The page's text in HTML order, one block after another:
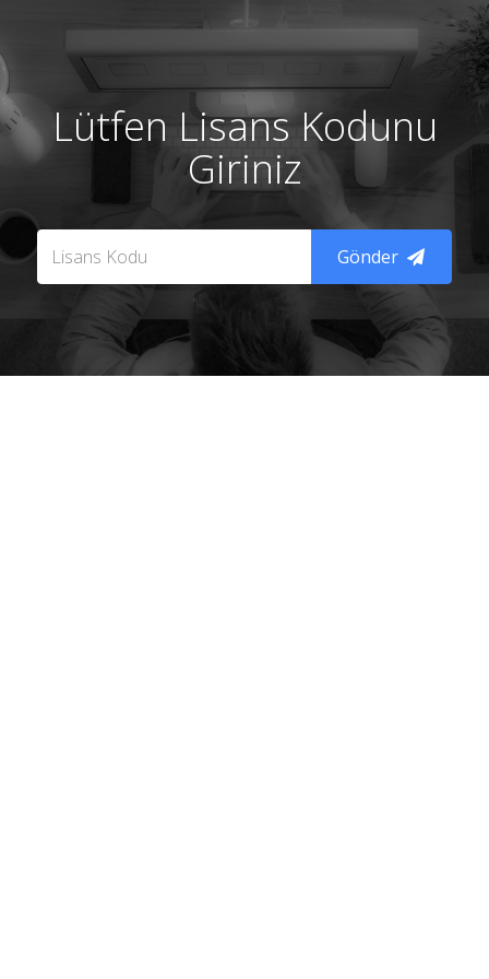
Lütfen Lisans Kodunu
Giriniz
Gönder